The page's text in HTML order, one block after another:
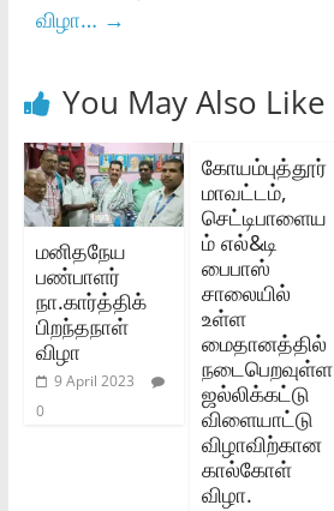
விழா… →
You May Also Like
மனிதநேய
பண்பாளர்
நா.கார்த்திக்
பிறந்தநாள்
விழா
9 April 2023
0
கோயம்புத்தூர்‌
மாவட்டம்‌,
செட்டிபாளைய
ம்‌ எல்‌&டி
பைபாஸ்‌
சாலையில்‌
உள்ள
மைதானத்தில்‌
நடைபெறவுள்ள
ஜல்லிக்கட்டு
விளையாட்டு
விழாவிற்கான
கால்கோள்‌
விழா.